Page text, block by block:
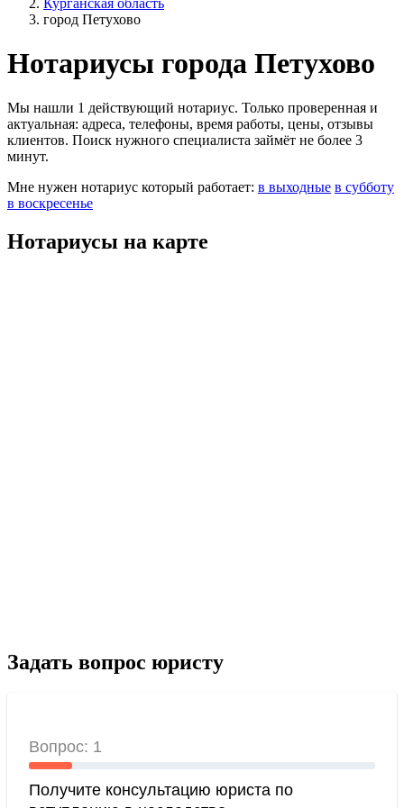
Курганская область
город Петухово
Нотариусы города Петухово
Мы нашли 1 действующий нотариус. Только проверенная и
актуальная: адреса, телефоны, время работы, цены, отзывы
клиентов. Поиск нужного специалиста займёт не более 3
минут.
Мне нужен нотариус который работает: в выходные в субботу
в воскресенье
Нотариусы на карте
Задать вопрос юристу